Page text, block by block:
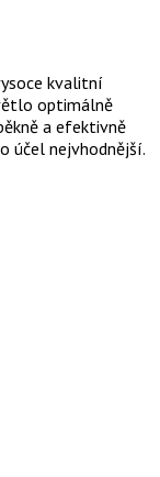
kvalitní
optimálně
a efektivně
účel nejvhodnější.